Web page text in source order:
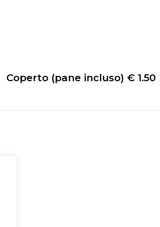
Coperto (pane incluso) € 1.50